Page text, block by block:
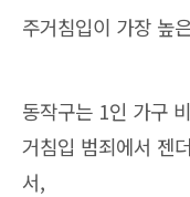
주거침입이 가장 높
동작구는 1인 가구
거침입 범죄에서 젠
서,